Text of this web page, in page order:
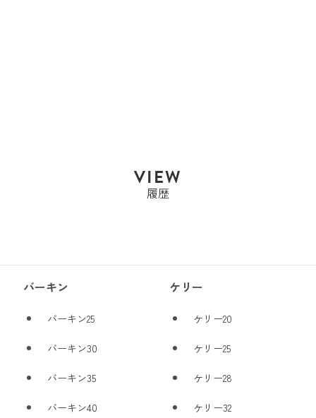
VIEW
履歴
バーキン
バーキン25
バーキン30
バーキン35
バーキン40
ケリー
ケリー20
ケリー25
ケリー28
ケリー32